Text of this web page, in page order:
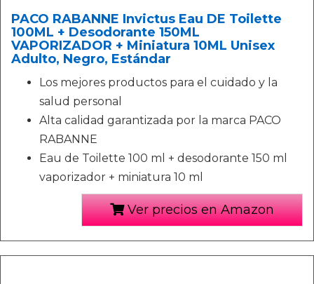
PACO RABANNE Invictus Eau DE Toilette
100ML + Desodorante 150ML
VAPORIZADOR + Miniatura 10ML Unisex
Adulto, Negro, Estándar
Los mejores productos para el cuidado y la
salud personal
Alta calidad garantizada por la marca PACO
RABANNE
Eau de Toilette 100 ml + desodorante 150 ml
vaporizador + miniatura 10 ml
Ver precios en Amazon